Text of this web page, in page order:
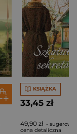
KSIĄŻKA
33,45 zł
49,90 zł -
cena detaliczna